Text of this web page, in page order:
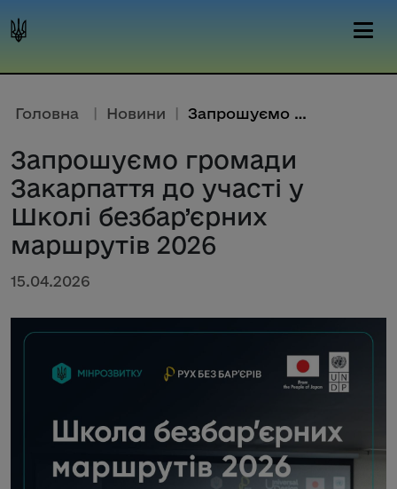
Головна | Новини | Запрошуємо громади Закарпаття ...
Запрошуємо громади
Закарпаття до участі у
Школі безбар’єрних
маршрутів 2026
15.04.2026